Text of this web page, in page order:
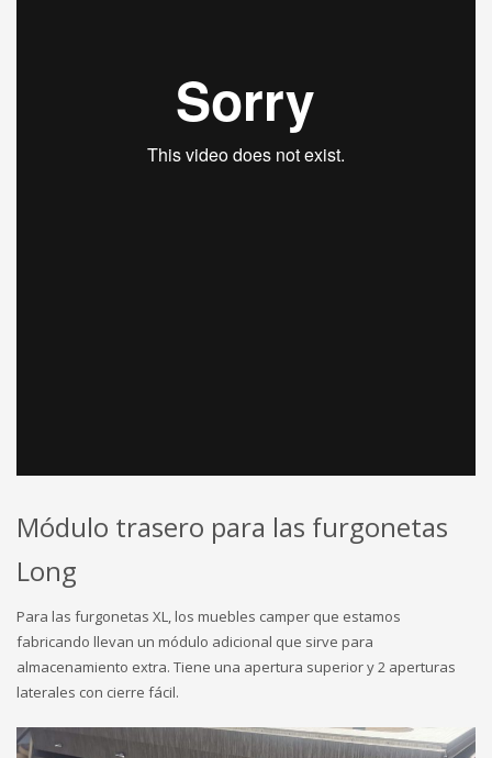
Módulo trasero para las furgonetas
Long
Para las furgonetas XL, los muebles camper que estamos
fabricando llevan un módulo adicional que sirve para
almacenamiento extra. Tiene una apertura superior y 2 aperturas
laterales con cierre fácil.